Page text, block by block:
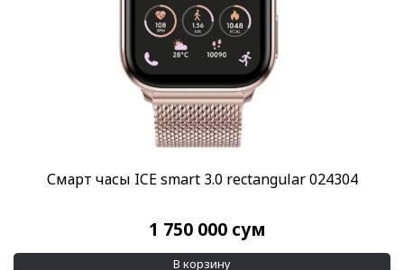
Смарт часы ICE smart 3.0 rectangular 024304
1 750 000 сум
В корзину